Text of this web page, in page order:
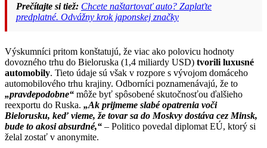
Prečítajte si tiež: Chcete naštartovať auto? Zaplaťte
predplatné. Odvážny krok japonskej značky
Výskumníci pritom konštatujú, že viac ako polovicu hodnoty
dovozného trhu do Bieloruska (1,4 miliardy USD) tvorili luxusné
automobily. Tieto údaje sú však v rozpore s vývojom domáceho
automobilového trhu krajiny. Odborníci poznamenávajú, že to
„pravdepodobne“ môže byť spôsobené skutočnosťou ďalšieho
reexportu do Ruska. „Ak prijmeme slabé opatrenia voči
Bielorusku, keď vieme, že tovar sa do Moskvy dostáva cez Minsk,
bude to akosi absurdné,“ – Politico povedal diplomat EÚ, ktorý si
želal zostať v anonymite.